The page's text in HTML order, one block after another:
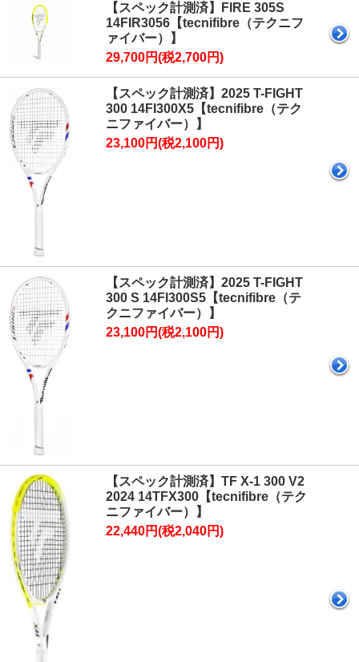
【スペック計測済】FIRE 305S
14FIR3056【tecnifibre（テクニフ
ァイバー）】
29,700円(税2,700円)
【スペック計測済】2025 T-FIGHT
300 14FI300X5【tecnifibre（テク
ニファイバー）】
23,100円(税2,100円)
【スペック計測済】2025 T-FIGHT
300 S 14FI300S5【tecnifibre（テ
クニファイバー）】
23,100円(税2,100円)
【スペック計測済】TF X-1 300 V2
2024 14TFX300【tecnifibre（テク
ニファイバー）】
22,440円(税2,040円)